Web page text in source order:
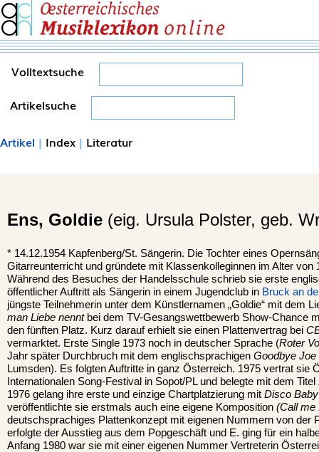
Volltextsuche
Artikelsuche
Artikel | Index | Literatur
Ens, Goldie (eig. Ursula Polster, geb.
* 14.12.1954 Kapfenberg/St. Sängerin. Die Tochter eines
Gitarreunterricht und gründete mit Klassenkolleginnen im Alter von
Während des Besuches der Handelsschule schrieb sie erste
öffentlicher Auftritt als Sängerin in einem Jugendclub in Bruck an
jüngste Teilnehmerin unter dem Künstlernamen „Goldie“ mit dem
man Liebe nenntbei dem TV-Gesangswettbewerb Show-Chance
den fünften Platz. Kurz darauf erhielt sie einen Plattenvertrag bei
vermarktet. Erste Single 1973 noch in deutscher Sprache (Roter
Jahr später Durchbruch mit dem englischsprachigen Goodbye Joe
Lumsden). Es folgten Auftritte in ganz Österreich. 1975 vertrat sie
Internationalen Song-Festival in Sopot/PL und belegte mit dem Titel
1976 gelang ihre erste und einzige Chartplatzierung mit Disco
veröffentlichte sie erstmals auch eine eigene Komposition (Call me
deutschsprachiges Plattenkonzept mit eigenen Nummern von der
erfolgte der Ausstieg aus dem Popgeschäft und E. ging für ein
Anfang 1980 war sie mit einer eigenen Nummer Vertreterin